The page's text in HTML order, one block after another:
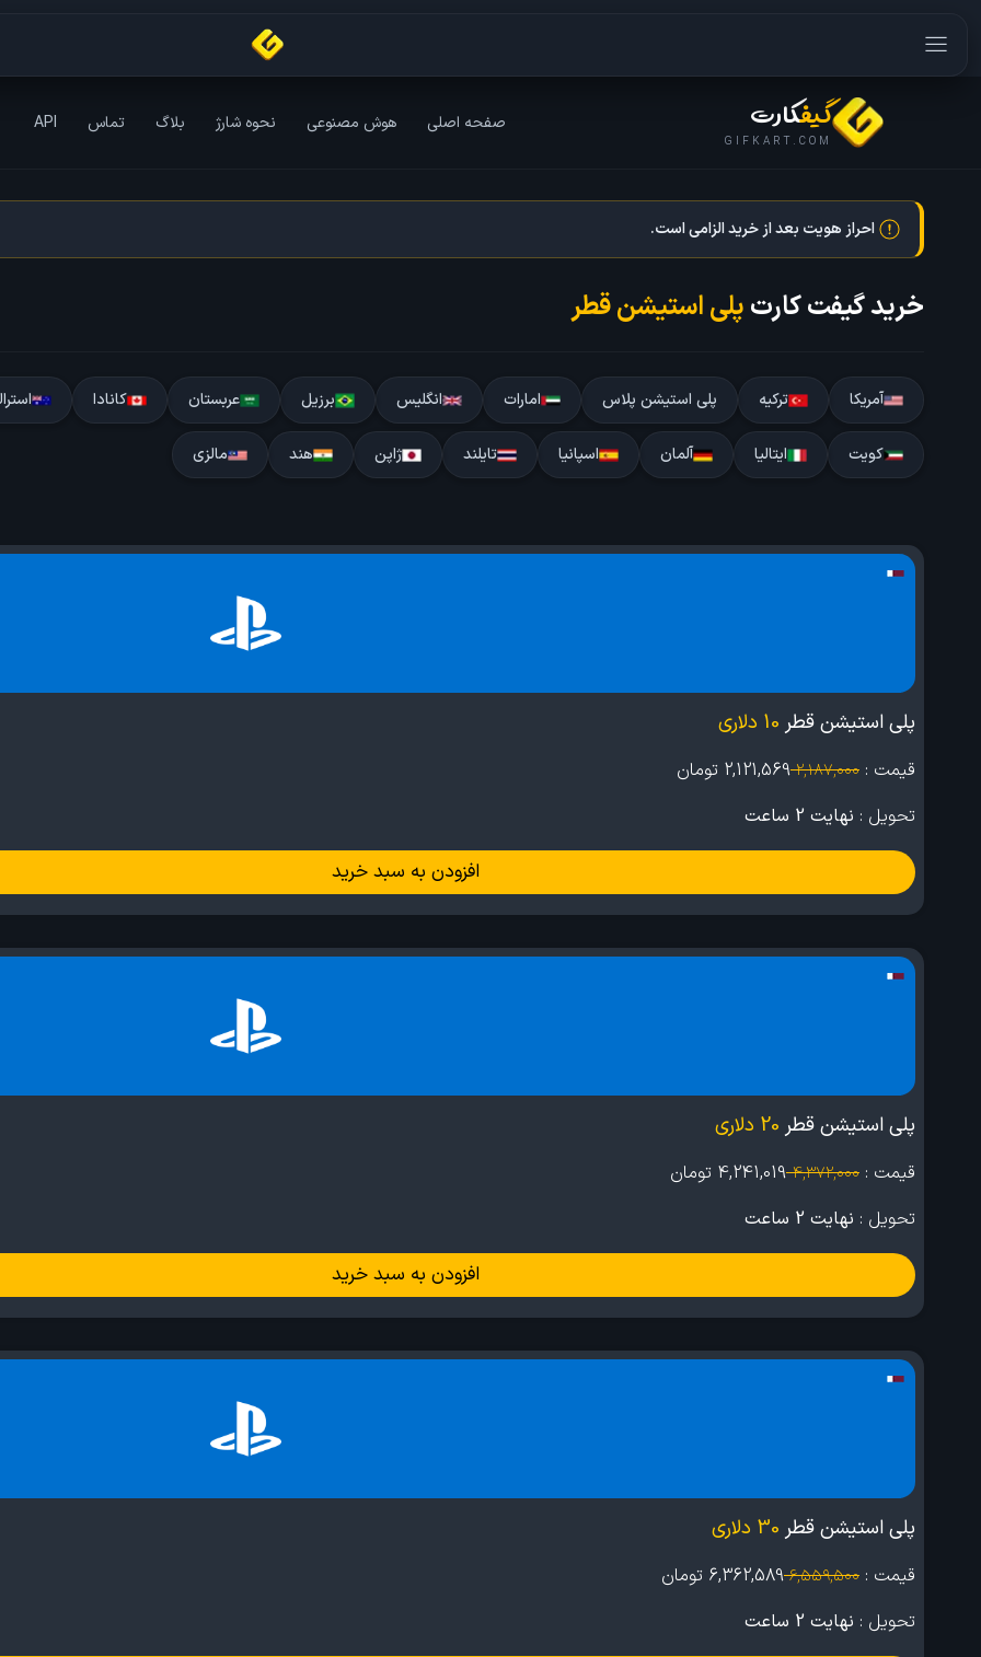
گیفکارت
GIFKART.COM
صفحه اصلی هوش مصنوعی نحوه شارژ بلاگ تماس API
احراز هویت بعد از خرید الزامی است.
خرید گیفت کارتپلی استیشن قطر
آمریکا ترکیه پلی استیشن پلاس امارات انگلیس برزیل عربستان کانادا
کویت ایتالیا آلمان اسپانیا تایلند ژاپن هند مالزی
پلی استیشن قطر 10 دلاری
قیمت : 2,187,000
2,121,569 تومان
تحویل : نهایت 2 ساعت
افزودن به سبد خرید
پلی استیشن قطر 20 دلاری
قیمت : 4,372,000
4,241,019 تومان
تحویل : نهایت 2 ساعت
افزودن به سبد خرید
پلی استیشن قطر 30 دلاری
قیمت : 6,559,500
6,362,589 تومان
تحویل : نهایت 2 ساعت